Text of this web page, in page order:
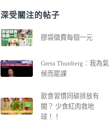
深受關注的帖子
膠袋徵費每個一元
Greta Thunberg：我為氣
候而罷課
飲食習慣同碳排放有
關？ 少食紅肉救地
球！！